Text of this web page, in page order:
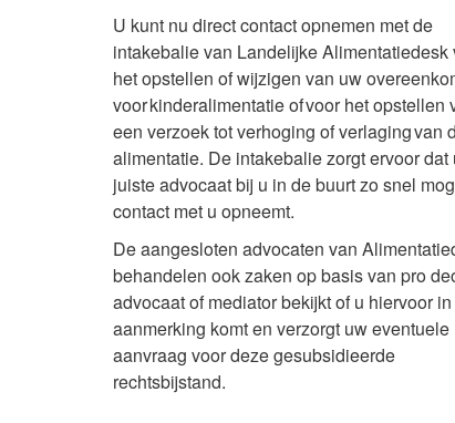
U kunt nu direct contact opnemen met de
intakebalie van Landelijke Alimentatiedesk
het opstellen of wijzigen van uw
voor kinderalimentatie of voor het opstellen
een verzoek tot verhoging of verlaging van
alimentatie. De intakebalie zorgt ervoor dat
juiste advocaat bij u in de buurt zo snel
contact met u opneemt.
De aangesloten advocaten van
behandelen ook zaken op basis van pro
advocaat of mediator bekijkt of u hiervoor in
aanmerking komt en verzorgt uw eventuele
aanvraag voor deze gesubsidieerde
rechtsbijstand.